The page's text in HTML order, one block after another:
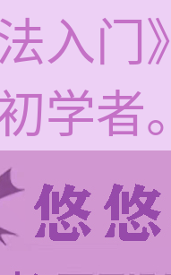
入门
学者。